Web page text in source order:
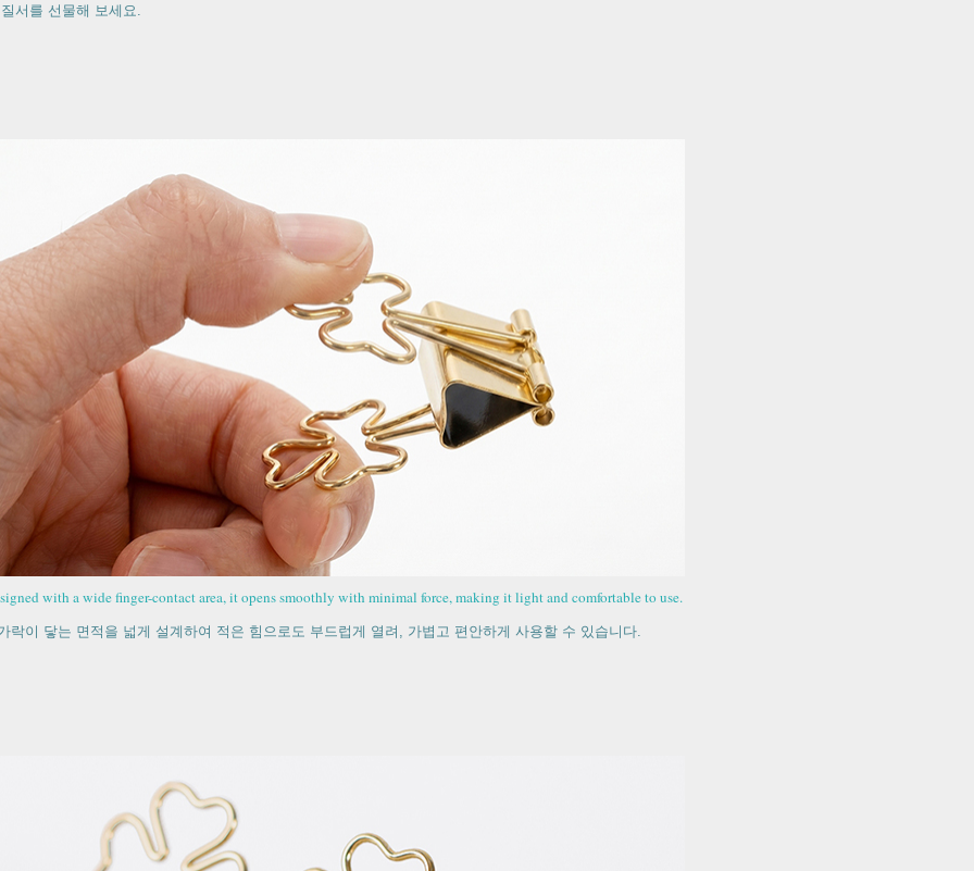
서를 선물해 보세요.
with a wide finger-contact area, it opens smoothly with minimal force, making it light and comfortable to use.
락이 닿는 면적을 넓게 설계하여 적은 힘으로도 부드럽게 열려, 가볍고 편안하게 사용할 수 있습니다.